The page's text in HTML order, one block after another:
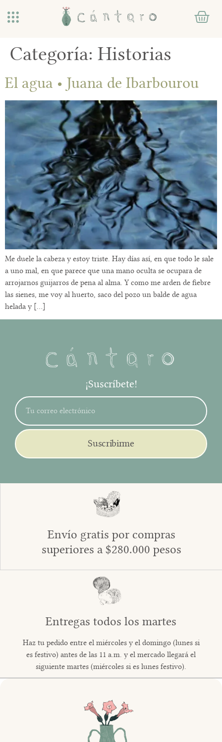
Categoría: Historias
El agua • Juana de Ibarbourou
Me duele la cabeza y estoy triste. Hay días así, en que todo le sale
a uno mal, en que parece que una mano oculta se ocupara de
arrojarnos guijarros de pena al alma. Y como me arden de fiebre
las sienes, me voy al huerto, saco del pozo un balde de agua
helada y […]
¡Suscríbete!
Suscribirme
Envío gratis por compras
superiores a $280.000 pesos
Entregas todos los martes
Haz tu pedido entre el miércoles y el domingo (lunes si
es festivo) antes de las 11 a.m. y el mercado llegará el
siguiente martes (miércoles si es lunes festivo).